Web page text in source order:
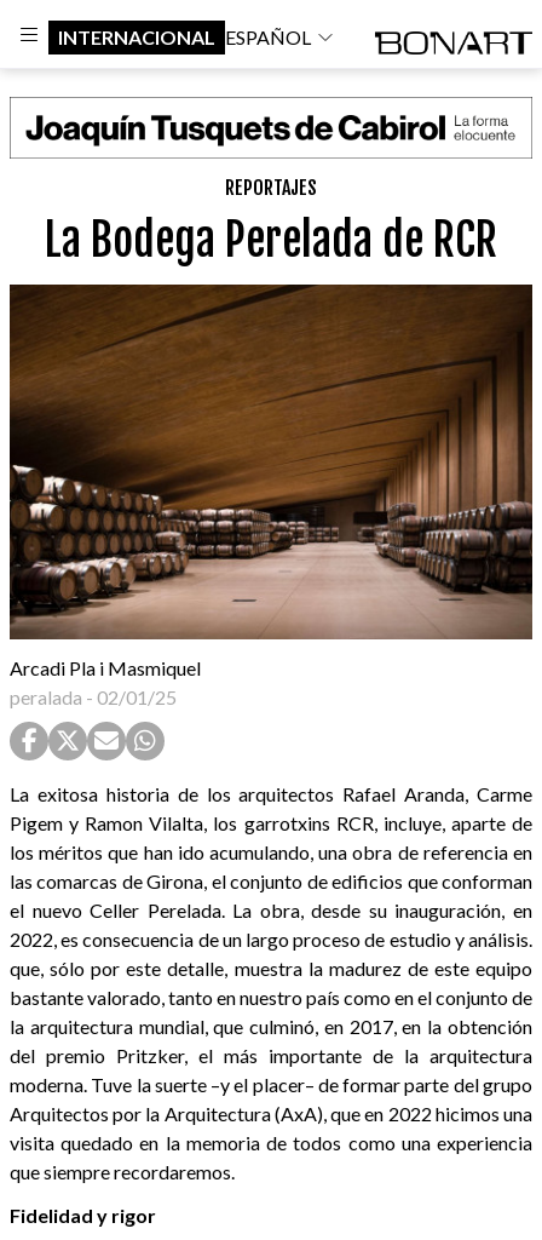
INTERNACIONAL ESPAÑOL
REPORTAJES
La Bodega Perelada de RCR
Arcadi Pla i Masmiquel
peralada - 02/01/25
La exitosa historia de los arquitectos Rafael Aranda, Carme
Pigem y Ramon Vilalta, los garrotxins RCR, incluye, aparte de
los méritos que han ido acumulando, una obra de referencia en
las comarcas de Girona, el conjunto de edificios que conforman
el nuevo Celler Perelada. La obra, desde su inauguración, en
2022, es consecuencia de un largo proceso de estudio y análisis.
que, sólo por este detalle, muestra la madurez de este equipo
bastante valorado, tanto en nuestro país como en el conjunto de
la arquitectura mundial, que culminó, en 2017, en la obtención
del premio Pritzker, el más importante de la arquitectura
moderna. Tuve la suerte –y el placer– de formar parte del grupo
Arquitectos por la Arquitectura (AxA), que en 2022 hicimos una
visita quedado en la memoria de todos como una experiencia
que siempre recordaremos.
Fidelidad y rigor